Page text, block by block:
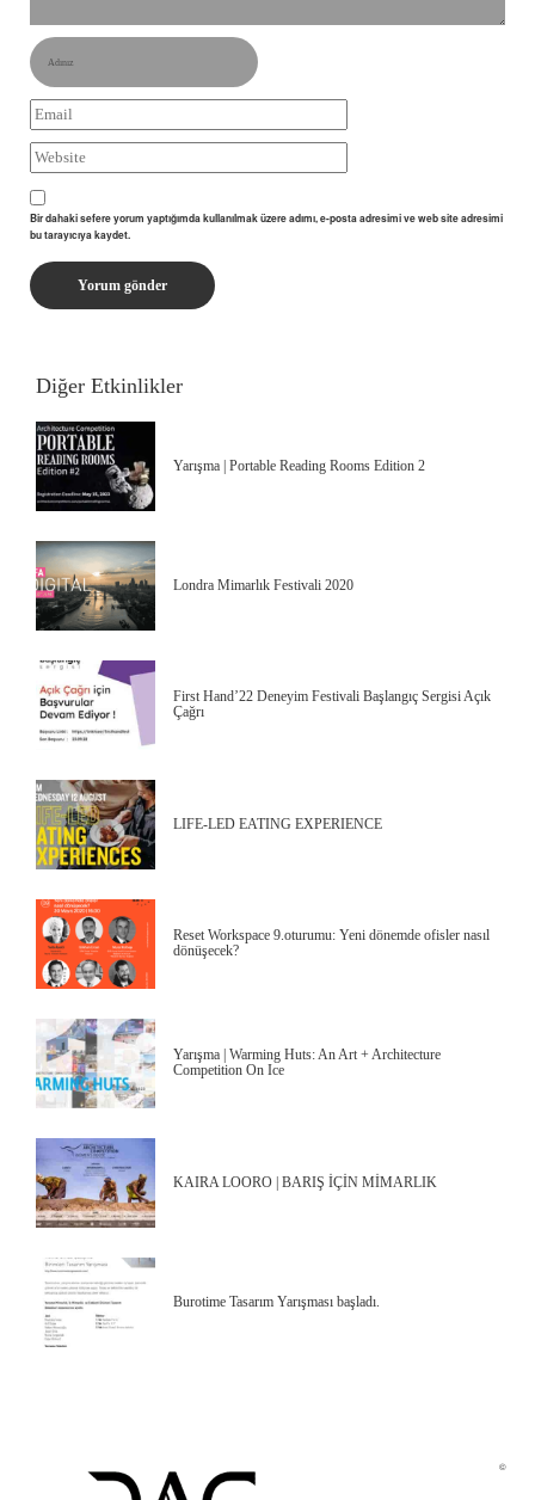
Bir dahaki sefere yorum yaptığımda kullanılmak üzere adımı, e-posta adresimi ve web site adresimi
bu tarayıcıya kaydet.
Diğer Etkinlikler
Yarışma | Portable Reading Rooms Edition 2
Londra Mimarlık Festivali 2020
First Hand’22 Deneyim Festivali Başlangıç Sergisi Açık
Çağrı
LIFE-LED EATING EXPERIENCE
Reset Workspace 9.oturumu: Yeni dönemde ofisler nasıl
dönüşecek?
Yarışma | Warming Huts: An Art + Architecture
Competition On Ice
KAIRA LOORO | BARIŞ İÇİN MİMARLIK
Burotime Tasarım Yarışması başladı.
©